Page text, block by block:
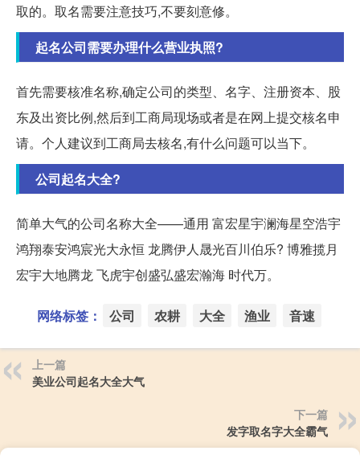
取的。取名需要注意技巧,不要刻意修。
起名公司需要办理什么营业执照?
首先需要核准名称,确定公司的类型、名字、注册资本、股
东及出资比例,然后到工商局现场或者是在网上提交核名申
请。个人建议到工商局去核名,有什么问题可以当下。
公司起名大全?
简单大气的公司名称大全——通用 富宏星宇澜海星空浩宇
鸿翔泰安鸿宸光大永恒 龙腾伊人晟光百川伯乐? 博雅揽月
宏宇大地腾龙 飞虎宇创盛弘盛宏瀚海 时代万。
网络标签： 公司 农耕 大全 渔业 音速
上一篇
美业公司起名大全大气
下一篇
发字取名字大全霸气